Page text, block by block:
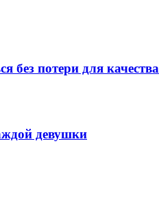
без потери для качества
девушки